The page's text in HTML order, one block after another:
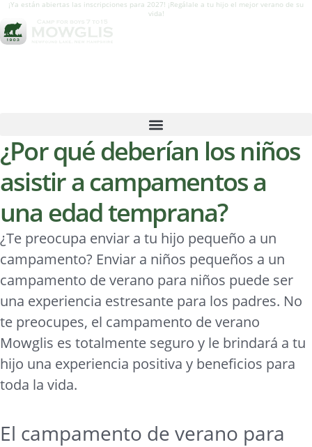
¡Ya están abiertas las inscripciones para 2027! ¡Regálale a tu hijo el mejor verano de su
vida!
¿Por qué deberían los niños
asistir a campamentos a
una edad temprana?
¿Te preocupa enviar a tu hijo pequeño a un
campamento? Enviar a niños pequeños a un
campamento de verano para niños puede ser
una experiencia estresante para los padres. No
te preocupes, el campamento de verano
Mowglis es totalmente seguro y le brindará a tu
hijo una experiencia positiva y beneficios para
toda la vida.
El campamento de verano para